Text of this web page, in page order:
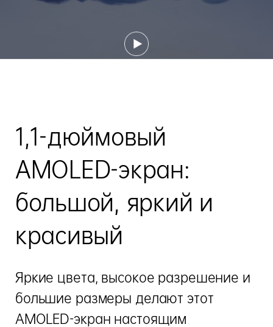
1,1-дюймовый
AMOLED-экран:
большой, яркий и
красивый
Яркие цвета, высокое разрешение и
большие размеры делают этот
AMOLED-экран настоящим